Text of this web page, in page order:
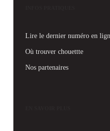
Lire le dernier numéro en
Où trouver chouettte
Nos partenaires